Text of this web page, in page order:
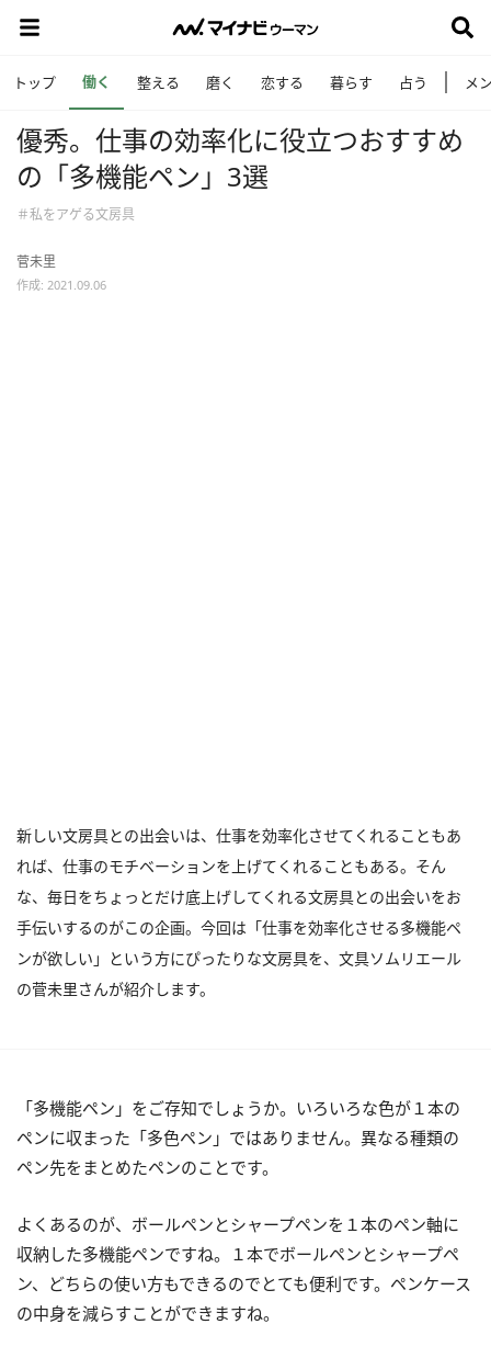
トップ 働く 整える 磨く 恋する 暮らす 占う メ
優秀。仕事の効率化に役立つおすすめ
の「多機能ペン」3選
＃私をアゲる文房具
菅未里
作成: 2021.09.06
新しい文房具との出会いは、仕事を効率化させてくれることもあ
れば、仕事のモチベーションを上げてくれることもある。そん
な、毎日をちょっとだけ底上げしてくれる文房具との出会いをお
手伝いするのがこの企画。今回は「仕事を効率化させる多機能ペ
ンが欲しい」という方にぴったりな文房具を、文具ソムリエール
の菅未里さんが紹介します。
「多機能ペン」をご存知でしょうか。いろいろな色が１本の
ペンに収まった「多色ペン」ではありません。異なる種類の
ペン先をまとめたペンのことです。
よくあるのが、ボールペンとシャープペンを１本のペン軸に
収納した多機能ペンですね。１本でボールペンとシャープペ
ン、どちらの使い方もできるのでとても便利です。ペンケース
の中身を減らすことができますね。